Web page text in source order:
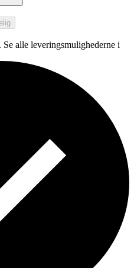
alle leveringsmulighederne i